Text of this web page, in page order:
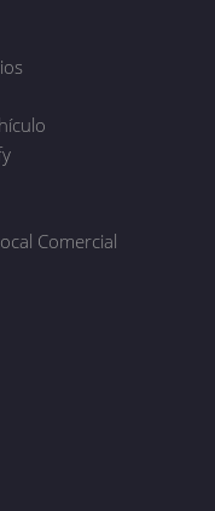
Comercial